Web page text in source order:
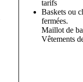
tarifs
Baskets ou
fermées.
Maillot de
Vêtements